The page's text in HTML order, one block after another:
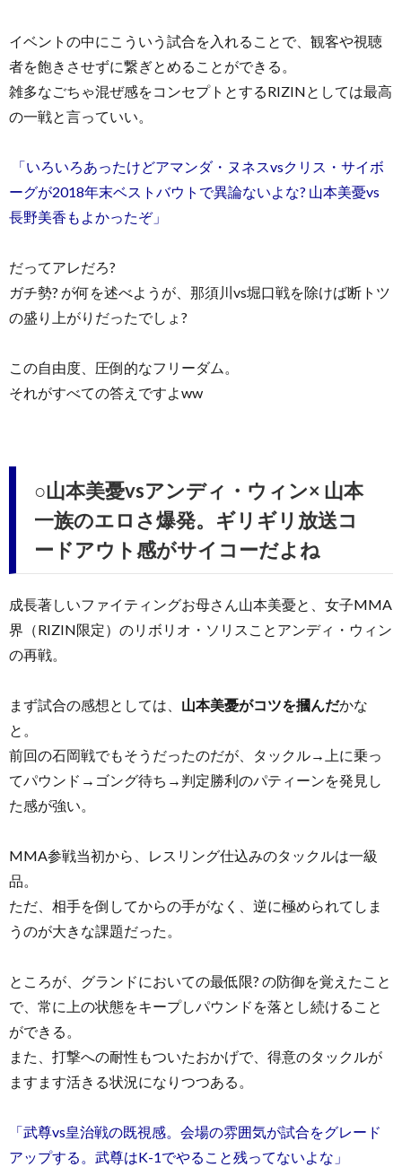
イベントの中にこういう試合を入れることで、観客や視聴
者を飽きさせずに繋ぎとめることができる。
雑多なごちゃ混ぜ感をコンセプトとするRIZINとしては最高
の一戦と言っていい。
「いろいろあったけどアマンダ・ヌネスvsクリス・サイボ
ーグが2018年末ベストバウトで異論ないよな? 山本美憂vs
長野美香もよかったぞ」
だってアレだろ?
ガチ勢? が何を述べようが、那須川vs堀口戦を除けば断トツ
の盛り上がりだったでしょ?
この自由度、圧倒的なフリーダム。
それがすべての答えですよww
○山本美憂vsアンディ・ウィン× 山本
一族のエロさ爆発。ギリギリ放送コ
ードアウト感がサイコーだよね
成長著しいファイティングお母さん山本美憂と、女子MMA
界（RIZIN限定）のリボリオ・ソリスことアンディ・ウィン
の再戦。
まず試合の感想としては、 山本美憂がコツを摑んだかな
と。
前回の石岡戦でもそうだったのだが、タックル→上に乗っ
てパウンド→ゴング待ち→判定勝利のパティーンを発見し
た感が強い。
MMA参戦当初から、レスリング仕込みのタックルは一級
品。
ただ、相手を倒してからの手がなく、逆に極められてしま
うのが大きな課題だった。
ところが、グランドにおいての最低限? の防御を覚えたこと
で、常に上の状態をキープしパウンドを落とし続けること
ができる。
また、打撃への耐性もついたおかげで、得意のタックルが
ますます活きる状況になりつつある。
「武尊vs皇治戦の既視感。会場の雰囲気が試合をグレード
アップする。武尊はK-1でやること残ってないよな」